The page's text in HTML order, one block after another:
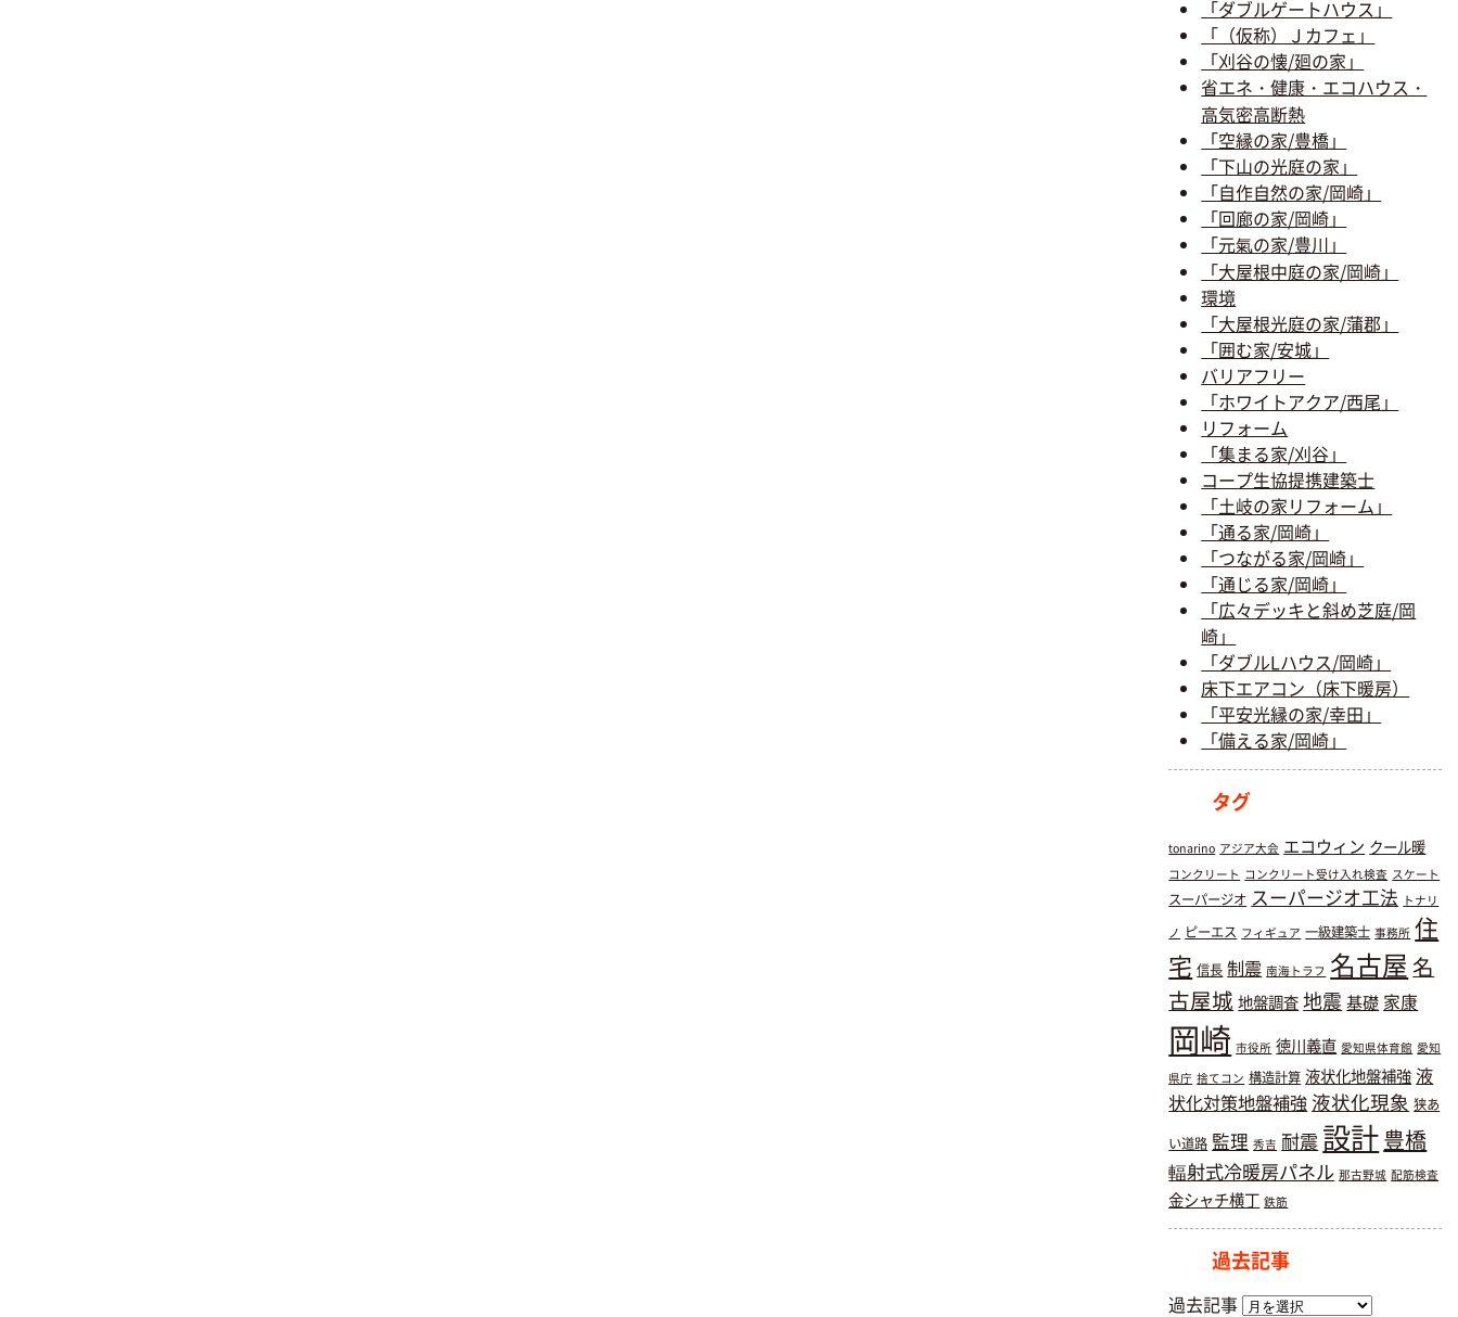
「ダブルゲートハウス」
「（仮称）Ｊカフェ」
「刈谷の懐/廻の家」
省エネ・健康・エコハウス・
高気密高断熱
「空縁の家/豊橋」
「下山の光庭の家」
「自作自然の家/岡崎」
「回廊の家/岡崎」
「元氣の家/豊川」
「大屋根中庭の家/岡崎」
環境
「大屋根光庭の家/蒲郡」
「囲む家/安城」
バリアフリー
「ホワイトアクア/西尾」
リフォーム
「集まる家/刈谷」
コープ生協提携建築士
「土岐の家リフォーム」
「通る家/岡崎」
「つながる家/岡崎」
「通じる家/岡崎」
「広々デッキと斜め芝庭/岡
崎」
「ダブルLハウス/岡崎」
床下エアコン（床下暖房）
「平安光縁の家/幸田」
「備える家/岡崎」
タグ
tonarino アジア大会 エコウィン クール暖
コンクリート コンクリート受け入れ検査 スケート
スーパージオ スーパージオ工法 トナリ
ノ ピーエス フィギュア 一級建築士 事務所 住
宅 信長 制震 南海トラフ 名古屋 名
古屋城 地盤調査地震 基礎 家康
岡崎 市役所 徳川義直 愛知県体育館 愛知
県庁 捨てコン 構造計算 液状化地盤補強 液
状化対策地盤補強 液状化現象 狭あ
い道路 監理 秀吉 耐震設計豊橋
輻射式冷暖房パネル 那古野城 配筋検査
金シャチ横丁 鉄筋
過去記事
過去記事